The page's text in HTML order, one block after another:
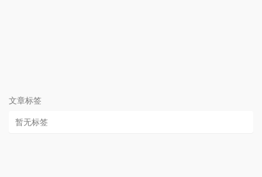
文章标签
暂无标签